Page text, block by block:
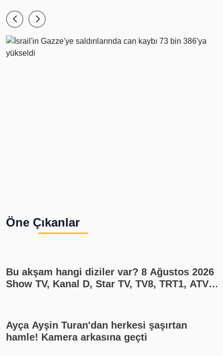
Öne Çıkanlar
Bu akşam hangi diziler var? 8 Ağustos 2026
Show TV, Kanal D, Star TV, TV8, TRT1, ATV
Ayça Ayşin Turan'dan herkesi şaşırtan
hamle! Kamera arkasına geçti